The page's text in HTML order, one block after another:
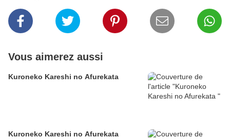
Vous aimerez aussi
Kuroneko Kareshi no Afurekata
Kuroneko Kareshi no Afurekata